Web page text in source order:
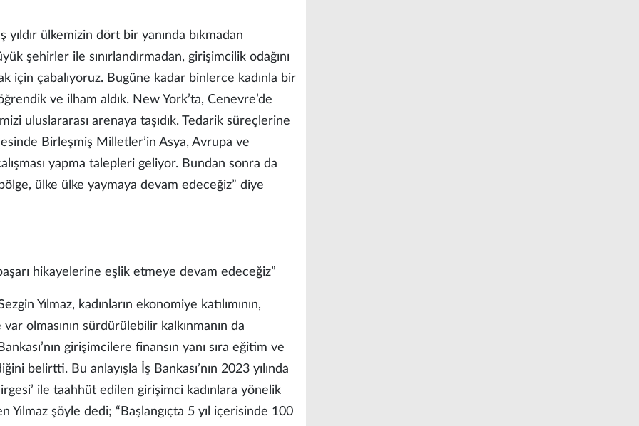
ülkemizin dört bir yanında bıkmadan
şehirler ile sınırlandırmadan, girişimcilik odağını
için çabalıyoruz. Bugüne kadar binlerce kadınla bir
ve ilham aldık. New York’ta, Cenevre’de
uluslararası arenaya taşıdık. Tedarik süreçlerine
Birleşmiş Milletler’in Asya, Avrupa ve
yapma talepleri geliyor. Bundan sonra da
ülke ülke yaymaya devam edeceğiz” diye
hikayelerine eşlik etmeye devam edeceğiz”
Yılmaz, kadınların ekonomiye katılımının,
olmasının sürdürülebilir kalkınmanın da
girişimcilere finansın yanı sıra eğitim ve
belirtti. Bu anlayışla İş Bankası’nın 2023 yılında
ile taahhüt edilen girişimci kadınlara yönelik
şöyle dedi; “Başlangıçta 5 yıl içerisinde 100